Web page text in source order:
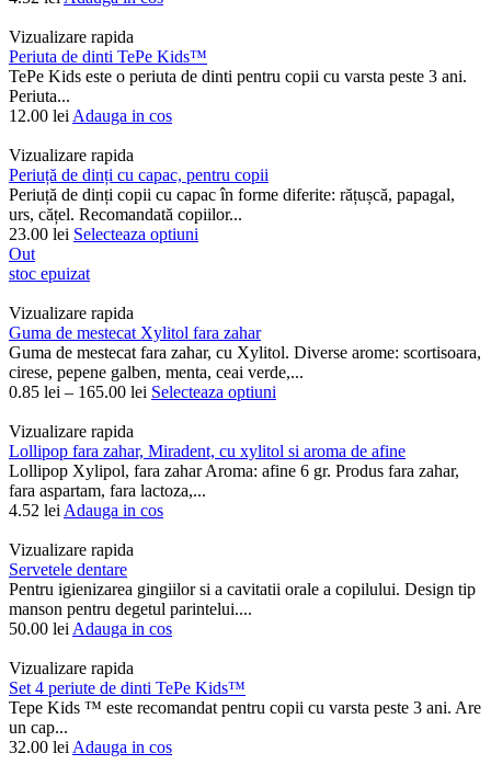
Vizualizare rapida
Periuta de dinti TePe Kids™
TePe Kids este o periuta de dinti pentru copii cu varsta peste 3 ani.
Periuta...
12.00 lei Adauga in cos
Vizualizare rapida
Periuță de dinți cu capac, pentru copii
Periuță de dinți copii cu capac în forme diferite: rățușcă, papagal,
urs, cățel. Recomandată copiilor...
23.00 lei Selecteaza optiuni
Out
stoc epuizat
Vizualizare rapida
Guma de mestecat Xylitol fara zahar
Guma de mestecat fara zahar, cu Xylitol. Diverse arome: scortisoara,
cirese, pepene galben, menta, ceai verde,...
0.85 lei – 165.00 lei Selecteaza optiuni
Vizualizare rapida
Lollipop fara zahar, Miradent, cu xylitol si aroma de afine
Lollipop Xylipol, fara zahar Aroma: afine 6 gr. Produs fara zahar,
fara aspartam, fara lactoza,...
4.52 lei Adauga in cos
Vizualizare rapida
Servetele dentare
Pentru igienizarea gingiilor si a cavitatii orale a copilului. Design tip
manson pentru degetul parintelui....
50.00 lei Adauga in cos
Vizualizare rapida
Set 4 periute de dinti TePe Kids™
Tepe Kids ™ este recomandat pentru copii cu varsta peste 3 ani. Are
un cap...
32.00 lei Adauga in cos